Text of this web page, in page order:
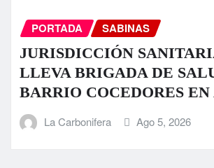
PORTADA SABINAS
JURISDICCIÓN
LLEVA BRIGADA DE
BARRIO COCEDORES
La Carbonifera Ago 5, 2026